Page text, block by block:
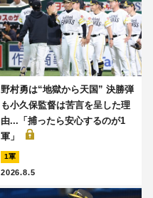
野村勇は“地獄から天国” 決勝弾
も小久保監督は苦言を呈した理
由...「捕ったら安心するのが1
軍」
1軍
2026.8.5